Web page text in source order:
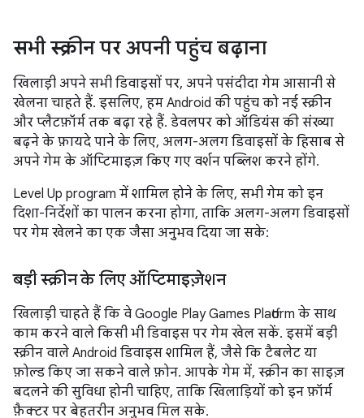
सभी स्क्रीन पर अपनी पहुंच बढ़ाना
खिलाड़ी अपने सभी डिवाइसों पर, अपने पसंदीदा गेम आसानी से
खेलना चाहते हैं. इसलिए, हम Android की पहुंच को नई स्क्रीन
और प्लैटफ़ॉर्म तक बढ़ा रहे हैं. डेवलपर को ऑडियंस की संख्या
बढ़ने के फ़ायदे पाने के लिए, अलग-अलग डिवाइसों के हिसाब से
अपने गेम के ऑप्टिमाइज़ किए गए वर्शन पब्लिश करने होंगे.
Level Up program में शामिल होने के लिए, सभी गेम को इन
दिशा-निर्देशों का पालन करना होगा, ताकि अलग-अलग डिवाइसों
पर गेम खेलने का एक जैसा अनुभव दिया जा सके:
बड़ी स्क्रीन के लिए ऑप्टिमाइज़ेशन
खिलाड़ी चाहते हैं कि वे Google Play Games Platform के साथ
काम करने वाले किसी भी डिवाइस पर गेम खेल सकें. इसमें बड़ी
स्क्रीन वाले Android डिवाइस शामिल हैं, जैसे कि टैबलेट या
फ़ोल्ड किए जा सकने वाले फ़ोन. आपके गेम में, स्क्रीन का साइज़
बदलने की सुविधा होनी चाहिए, ताकि खिलाड़ियों को इन फ़ॉर्म
फ़ैक्टर पर बेहतरीन अनुभव मिल सके.